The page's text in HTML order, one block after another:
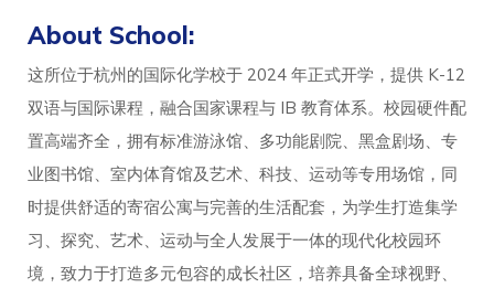
About School:
这所位于杭州的国际化学校于 2024 年正式开学，提供 K-12
双语与国际课程，融合国家课程与 IB 教育体系。校园硬件配
置高端齐全，拥有标准游泳馆、多功能剧院、黑盒剧场、专
业图书馆、室内体育馆及艺术、科技、运动等专用场馆，同
时提供舒适的寄宿公寓与完善的生活配套，为学生打造集学
习、探究、艺术、运动与全人发展于一体的现代化校园环
境，致力于打造多元包容的成长社区，培养具备全球视野、